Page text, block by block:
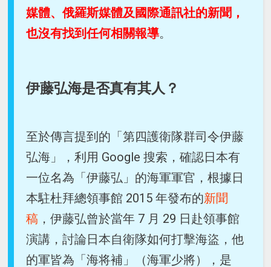
媒體、俄羅斯媒體及國際通訊社的新聞，
也沒有找到任何相關報導。
伊藤弘海是否真有其人？
至於傳言提到的「第四護衛隊群司令伊藤
弘海」，利用 Google 搜索，確認日本有
一位名為「伊藤弘」的海軍軍官，根據日
本駐杜拜總領事館 2015 年發布的新聞
稿 ，伊藤弘曾於當年 7 月 29 日赴領事館
演講，討論日本自衛隊如何打擊海盜，他
的軍皆為「海将補」（海軍少將），是